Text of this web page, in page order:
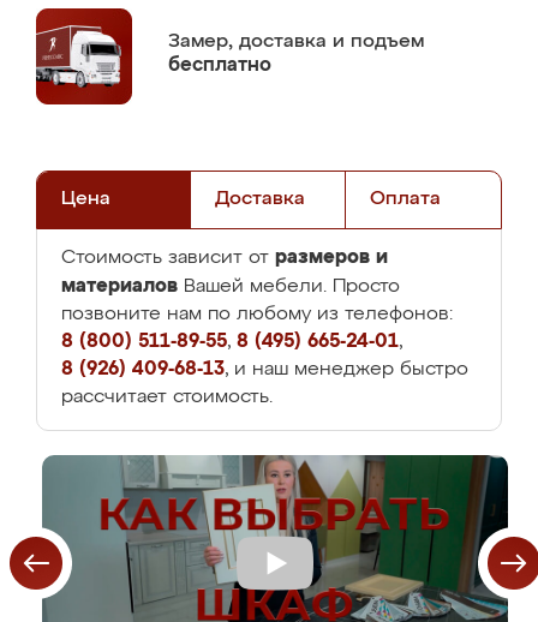
Замер, доставка и подъем
бесплатно
Цена Доставка Оплата
Стоимость зависит от размеров и
материалов Вашей мебели. Просто
позвоните нам по любому из телефонов:
8 (800) 511-89-55, 8 (495) 665-24-01,
8 (926) 409-68-13, и наш менеджер быстро
рассчитает стоимость.